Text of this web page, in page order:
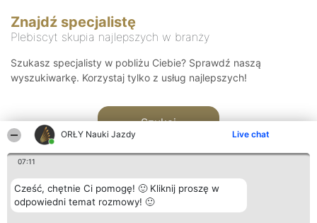
ORŁY Nauki Jazdy Live chat
07:11
Cześć, chętnie Ci pomogę! 🙂 Kliknij proszę w
odpowiedni temat rozmowy! 🙂
Znajdź specjalistę
Plebiscyt skupia najlepszych w branży
Szukasz specjalisty w pobliżu Ciebie? Sprawdź naszą
wyszukiwarkę. Korzystaj tylko z usług najlepszych!
Szukaj